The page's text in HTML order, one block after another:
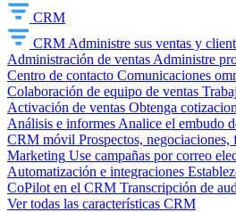
CRM
CRM Administre sus ventas y
Administración de ventas Administre
Centro de contacto Comunicaciones
Colaboración de equipo de ventas
Activación de ventas Obtenga
Análisis e informes Analice el embudo
CRM móvil Prospectos,
Marketing Use campañas por correo
Automatización e integraciones
CoPilot en el CRM Transcripción de
Ver todas las características CRM